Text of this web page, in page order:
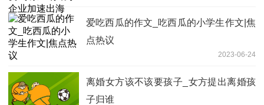
爱吃西瓜的作文_吃西瓜的小学生作文|焦
点热议
2023-06-24
离婚女方该不该要孩子_女方提出离婚孩
子归谁